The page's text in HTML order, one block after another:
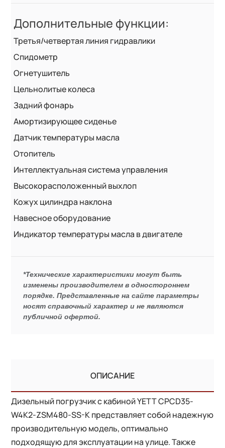
Дополнительные функции:
Третья/четвертая линия гидравлики
Спидометр
Огнетушитель
Цельнолитые колеса
Задний фонарь
Амортизирующее сиденье
Датчик температуры масла
Отопитель
Интеллектуальная система управления
Высокорасположенный выхлоп
Кожух цилиндра наклона
Навесное оборудование
Индикатор температуры масла в двигателе
*Технические характеристики могут быть
изменены производителем в одностороннем
порядке. Представленные на сайте параметры
носят справочный характер и не являются
публичной офертой.
ОПИСАНИЕ
Дизельный погрузчик с кабиной YETT CPCD35-
W4K2-ZSM480-SS-K представляет собой надежную
производительную модель, оптимально
подходящую для эксплуатации на улице. Также